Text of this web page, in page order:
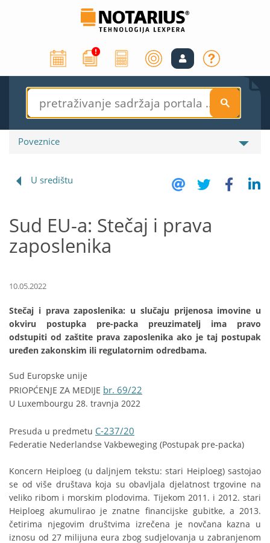
S
Poveznice
U središtu
Sud EU-a: Stečaj i prava
zaposlenika
10.05.2022
Stečaj i prava zaposlenika: u slučaju prijenosa imovine u
okviru postupka pre-packa preuzimatelj ima pravo
odstupiti od zaštite prava zaposlenika ako je taj postupak
uređen zakonskim ili regulatornim odredbama.
Sud Europske unije
PRIOPĆENJE ZA MEDIJE br. 69/22
U Luxembourgu 28. travnja 2022
Presuda u predmetu C-237/20
Federatie Nederlandse Vakbeweging (Postupak pre-packa)
Koncern Heiploeg (u daljnjem tekstu: stari Heiploeg) sastojao
se od više društava koja su obavljala djelatnost trgovine na
veliko ribom i morskim plodovima. Tijekom 2011. i 2012. stari
Heiploeg akumulirao je znatne financijske gubitke, a 2013.
četirima njegovim društvima izrečena je novčana kazna u
iznosu od 27 milijuna eura zbog sudjelovanja u zabranjenom